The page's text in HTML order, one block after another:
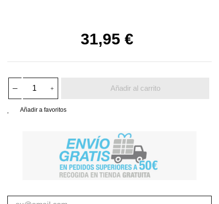
31,95 €
Añadir al carrito
Añadir a favoritos